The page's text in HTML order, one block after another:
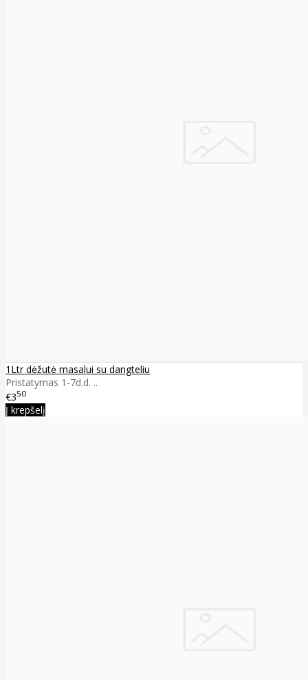
1Ltr dėžutė masalui su dangteliu
Pristatymas 1-7d.d. ..
€350
Į krepšelį